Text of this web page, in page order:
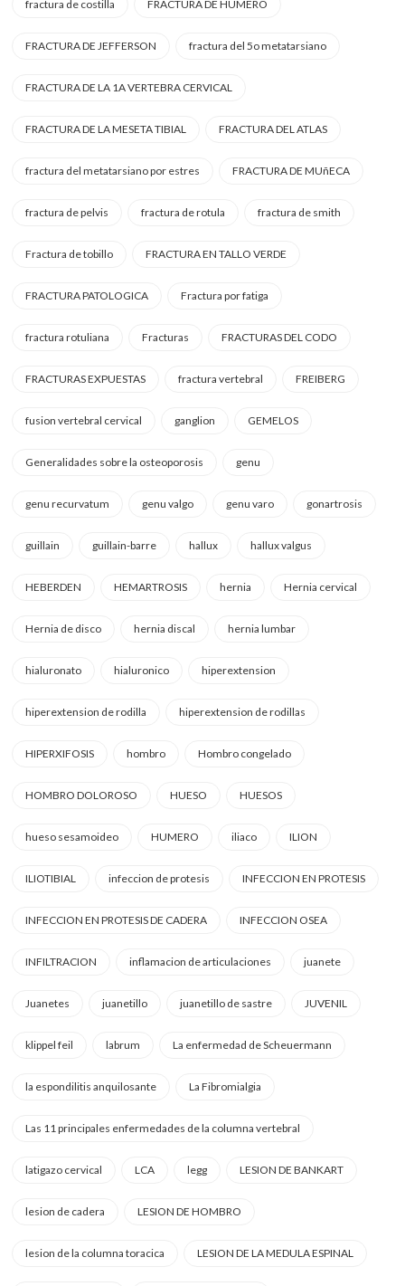
fractura de costilla FRACTURA DE HUMERO
FRACTURA DE JEFFERSON fractura del 5o metatarsiano
FRACTURA DE LA 1A VERTEBRA CERVICAL
FRACTURA DE LA MESETA TIBIAL FRACTURA DEL ATLAS
fractura del metatarsiano por estres FRACTURA DE MUñECA
fractura de pelvis fractura de rotula fractura de smith
Fractura de tobillo FRACTURA EN TALLO VERDE
FRACTURA PATOLOGICA Fractura por fatiga
fractura rotuliana Fracturas FRACTURAS DEL CODO
FRACTURAS EXPUESTAS fractura vertebral FREIBERG
fusion vertebral cervical ganglion GEMELOS
Generalidades sobre la osteoporosis genu
genu recurvatum genu valgo genu varo gonartrosis
guillain guillain-barre hallux hallux valgus
HEBERDEN HEMARTROSIS hernia Hernia cervical
Hernia de disco hernia discal hernia lumbar
hialuronato hialuronico hiperextension
hiperextension de rodilla hiperextension de rodillas
HIPERXIFOSIS hombro Hombro congelado
HOMBRO DOLOROSO HUESO HUESOS
hueso sesamoideo HUMERO iliaco ILION
ILIOTIBIAL infeccion de protesis INFECCION EN PROTESIS
INFECCION EN PROTESIS DE CADERA INFECCION OSEA
INFILTRACION inflamacion de articulaciones juanete
Juanetes juanetillo juanetillo de sastre JUVENIL
klippel feil labrum La enfermedad de Scheuermann
la espondilitis anquilosante La Fibromialgia
Las 11 principales enfermedades de la columna vertebral
latigazo cervical LCA legg LESION DE BANKART
lesion de cadera LESION DE HOMBRO
lesion de la columna toracica LESION DE LA MEDULA ESPINAL